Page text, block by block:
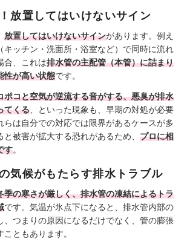
放置してはいけないサイン
放置してはいけないサインがあります。例え
キッチン・洗面所・浴室など）で同時に流れ
合、これは排水管の主配管（本管）に詰まり
性が高い状態です。
ポコと空気が逆流する音がする、悪臭が排水
てくる 、といった現象も、早期の対処が必要
らは自分での対応では限界があるケースが多
と被害が拡大する恐れがあるため、 プロに相
す。
気候がもたらす排水トラブル
季の寒さが厳しく、排水管の凍結によるトラ
です。気温が氷点下になると、排水管内部の
、つまりの原因になるだけでなく、管の膨張
ともあります。